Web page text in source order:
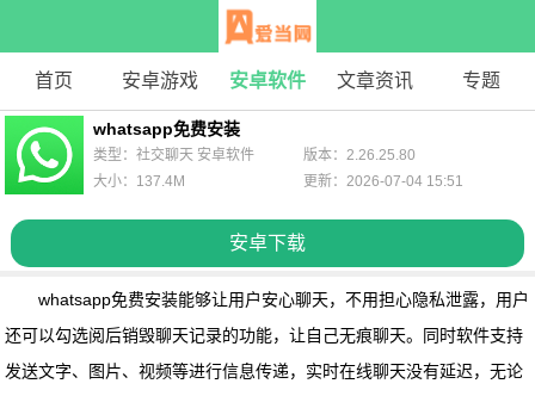
首页 安卓游戏 安卓软件 文章资讯 专题
whatsapp免费安装
安卓下载
类型：社交聊天 安卓软件
版本：2.26.25.80
大小：137.4M
更新：2026-07-04 15:51
whatsapp免费安装能够让用户安心聊天，不用担心隐私泄露，用户
还可以勾选阅后销毁聊天记录的功能，让自己无痕聊天。同时软件支持
发送文字、图片、视频等进行信息传递，实时在线聊天没有延迟，无论